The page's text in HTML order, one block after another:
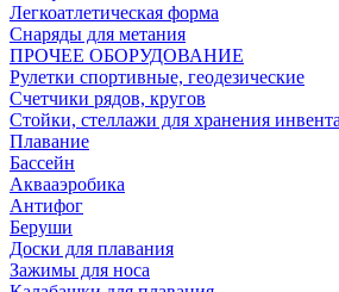
Легкоатлетическая форма
Снаряды для метания
ПРОЧЕЕ ОБОРУДОВАНИЕ
Рулетки спортивные, геодезические
Счетчики рядов, кругов
Стойки, стеллажи для хранения
Плавание
Бассейн
Аквааэробика
Антифог
Беруши
Доски для плавания
Зажимы для носа